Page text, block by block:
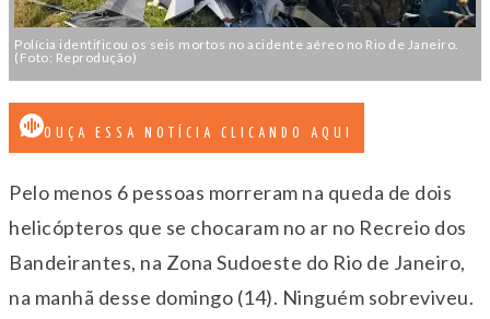
Polícia identificou os seis mortos no acidente aéreo no Rio de Janeiro.
(Foto: Reprodução)
OUÇA ESSA NOTÍCIA CLICANDO AQUI
Pelo menos 6 pessoas morreram na queda de dois
helicópteros que se chocaram no ar no Recreio dos
Bandeirantes, na Zona Sudoeste do Rio de Janeiro,
na manhã desse domingo (14). Ninguém sobreviveu.